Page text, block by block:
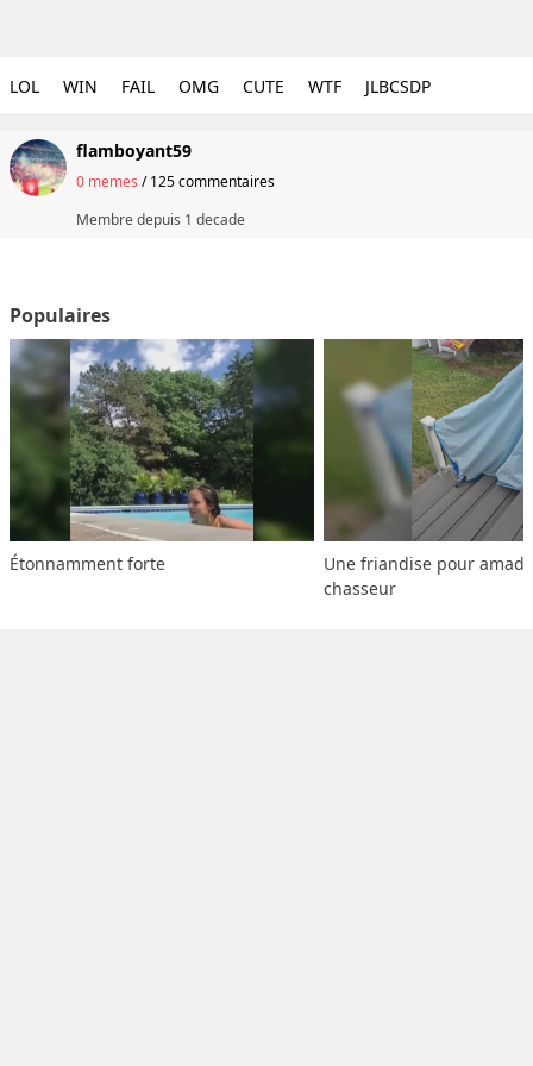
LOL WIN FAIL OMG CUTE WTF JLBCSDP
flamboyant59
0 memes /125 commentaires
Membre depuis 1 decade
Populaires
Étonnamment forte
Une friandise pour
chasseur